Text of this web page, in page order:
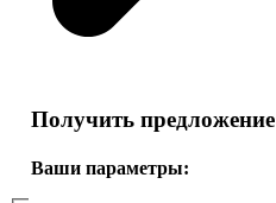
Получить предложение
Ваши параметры: